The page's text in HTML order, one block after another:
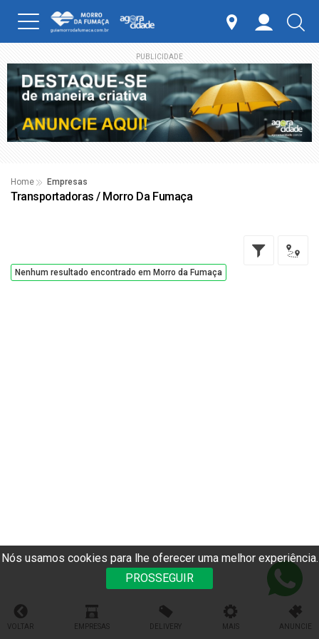
Nós usamos cookies para lhe oferecer uma melhor experiência.
PROSSEGUIR
PUBLICIDADE
Home Empresas
Transportadoras / Morro Da Fumaça
Nenhum resultado encontrado em Morro da Fumaça
VOLTAR EMPRESAS DELIVERY MAIS ANUNCIE